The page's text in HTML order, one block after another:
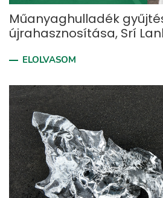
Műanyaghulladék
újrahasznosítása, Srí
ELOLVASOM